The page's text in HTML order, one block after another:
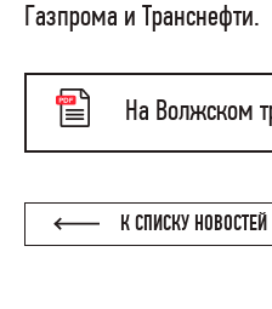
Газпрома и Транснефти.
На Волжском
К СПИСКУ НОВОСТЕЙ